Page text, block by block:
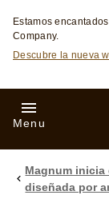
Skip to:
Estamos
Company.
Descubre la nueva
Menu
Magnum
diseñada por